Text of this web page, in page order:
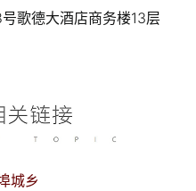
歌德大酒店商务楼13层
城乡